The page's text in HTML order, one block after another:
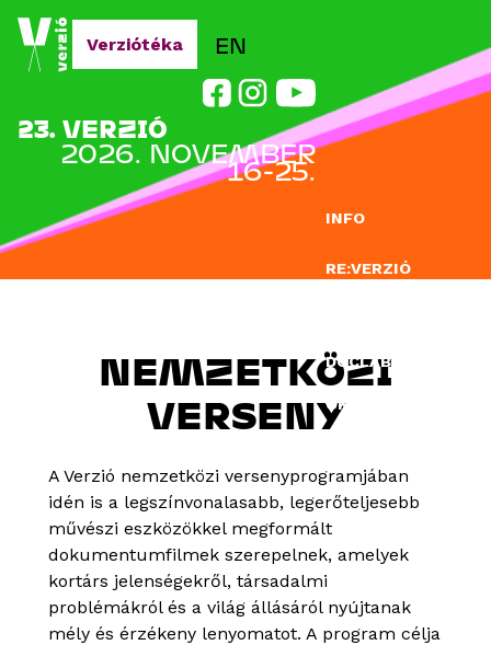
Jump to navigation
INFO
RE:VERZIÓ
DOCLAB
OKTATÁS
EN
23. VERZIÓ
2026. NOVEMBER
16-25.
Verziótéka
NEMZETKÖZI
VERSENY
A Verzió nemzetközi versenyprogramjában
idén is a legszínvonalasabb, legerőteljesebb
művészi eszközökkel megformált
dokumentumfilmek szerepelnek, amelyek
kortárs jelenségekről, társadalmi
problémákról és a világ állásáról nyújtanak
mély és érzékeny lenyomatot. A program célja